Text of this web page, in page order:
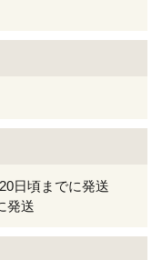
日頃までに発送
発送